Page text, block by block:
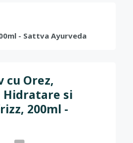
- Sattva Ayurveda
cu Orez,
Hidratare si
200ml -